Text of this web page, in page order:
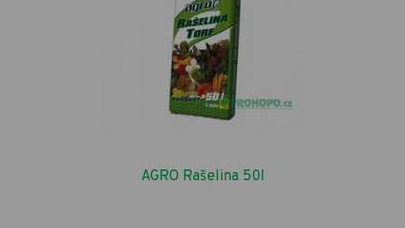
AGRO Rašelina 50l